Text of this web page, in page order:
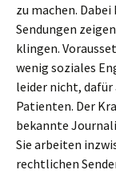
zu machen.
Sendungen
klingen.
wenig soziales
leider nicht, dafür
Patienten. Der
bekannte
Sie arbeiten
rechtlichen